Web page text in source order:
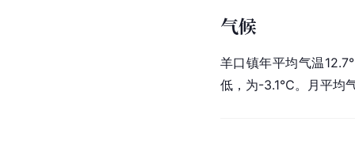
气候
羊口镇年平均气温
低，为-3.1℃。月平均